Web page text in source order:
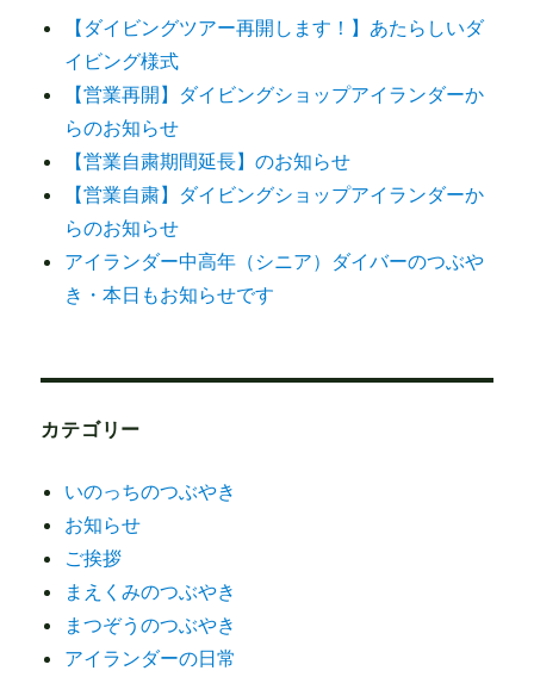
【ダイビングツアー再開します！】あたらしいダ
イビング様式
【営業再開】ダイビングショップアイランダーか
らのお知らせ
【営業自粛期間延長】のお知らせ
【営業自粛】ダイビングショップアイランダーか
らのお知らせ
アイランダー中高年（シニア）ダイバーのつぶや
き・本日もお知らせです
カテゴリー
いのっちのつぶやき
お知らせ
ご挨拶
まえくみのつぶやき
まつぞうのつぶやき
アイランダーの日常